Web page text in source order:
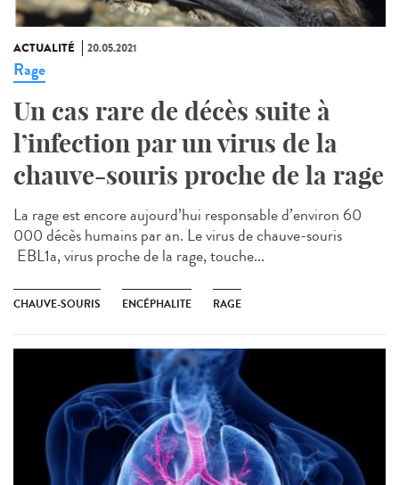
ACTUALITÉ 20.05.2021
Rage
Un cas rare de décès suite à
l’infection par un virus de la
chauve-souris proche de la rage
La rage est encore aujourd’hui responsable d’environ 60
000 décès humains par an. Le virus de chauve-souris
EBL1a, virus proche de la rage, touche...
CHAUVE-SOURIS ENCÉPHALITE RAGE